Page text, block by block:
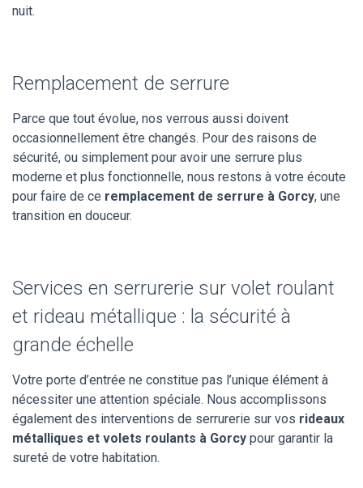
nuit.
Remplacement de serrure
Parce que tout évolue, nos verrous aussi doivent
occasionnellement être changés. Pour des raisons de
sécurité, ou simplement pour avoir une serrure plus
moderne et plus fonctionnelle, nous restons à votre écoute
pour faire de ce remplacement de serrure à Gorcy, une
transition en douceur.
Services en serrurerie sur volet roulant
et rideau métallique : la sécurité à
grande échelle
Votre porte d’entrée ne constitue pas l’unique élément à
nécessiter une attention spéciale. Nous accomplissons
également des interventions de serrurerie sur vos rideaux
métalliques et volets roulants à Gorcy pour garantir la
sureté de votre habitation.